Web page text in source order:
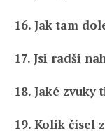
16. Jak tam
17. Jsi radši
18. Jaké
19. Kolik čísel